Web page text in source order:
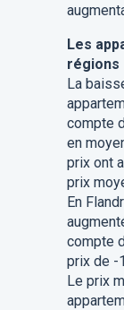
Les
régions
La
compte
en
prix ont
prix
En
compte
prix de -
Le prix